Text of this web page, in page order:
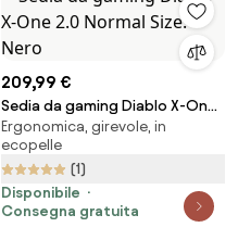
209,99 €
Sedia da gaming Diablo X-One
2.0 Normal Size: Nero
Ergonomica, girevole, in
ecopelle
(1)
Disponibile
Consegna gratuita